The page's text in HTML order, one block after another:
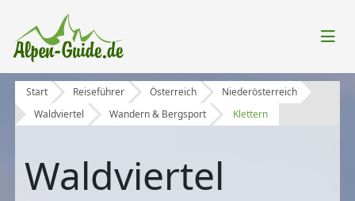
Start Reiseführer Österreich
Niederösterreich
Waldviertel
Wandern & Bergsport Klettern
Waldviertel